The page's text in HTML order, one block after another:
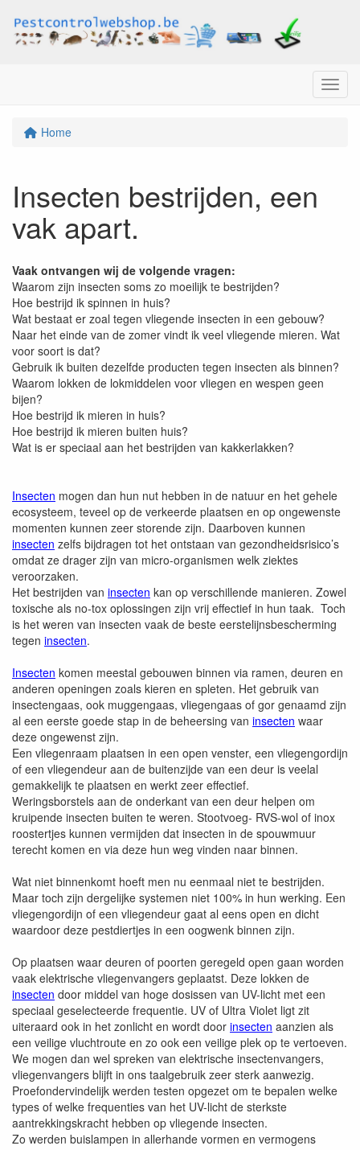
Menu
Home
Insecten bestrijden, een
vak apart.
Vaak ontvangen wij de volgende vragen:
Waarom zijn insecten soms zo moeilijk te bestrijden?
Hoe bestrijd ik spinnen in huis?
Wat bestaat er zoal tegen vliegende insecten in een gebouw?
Naar het einde van de zomer vindt ik veel vliegende mieren. Wat
voor soort is dat?
Gebruik ik buiten dezelfde producten tegen insecten als binnen?
Waarom lokken de lokmiddelen voor vliegen en wespen geen
bijen?
Hoe bestrijd ik mieren in huis?
Hoe bestrijd ik mieren buiten huis?
Wat is er speciaal aan het bestrijden van kakkerlakken?
Insecten mogen dan hun nut hebben in de natuur en het gehele
ecosysteem, teveel op de verkeerde plaatsen en op ongewenste
momenten kunnen zeer storende zijn. Daarboven kunnen
insecten zelfs bijdragen tot het ontstaan van gezondheidsrisico’s
omdat ze drager zijn van micro-organismen welk ziektes
veroorzaken.
Het bestrijden van insecten kan op verschillende manieren. Zowel
toxische als no-tox oplossingen zijn vrij effectief in hun taak. Toch
is het weren van insecten vaak de beste eerstelijnsbescherming
tegen insecten.
Insecten komen meestal gebouwen binnen via ramen, deuren en
anderen openingen zoals kieren en spleten. Het gebruik van
insectengaas, ook muggengaas, vliegengaas of gor genaamd zijn
al een eerste goede stap in de beheersing van insecten waar
deze ongewenst zijn.
Een vliegenraam plaatsen in een open venster, een vliegengordijn
of een vliegendeur aan de buitenzijde van een deur is veelal
gemakkelijk te plaatsen en werkt zeer effectief.
Weringsborstels aan de onderkant van een deur helpen om
kruipende insecten buiten te weren. Stootvoeg- RVS-wol of inox
roostertjes kunnen vermijden dat insecten in de spouwmuur
terecht komen en via deze hun weg vinden naar binnen.
Wat niet binnenkomt hoeft men nu eenmaal niet te bestrijden.
Maar toch zijn dergelijke systemen niet 100% in hun werking. Een
vliegengordijn of een vliegendeur gaat al eens open en dicht
waardoor deze pestdiertjes in een oogwenk binnen zijn.
Op plaatsen waar deuren of poorten geregeld open gaan worden
vaak elektrische vliegenvangers geplaatst. Deze lokken de
insecten door middel van hoge dosissen van UV-licht met een
speciaal geselecteerde frequentie. UV of Ultra Violet ligt zit
uiteraard ook in het zonlicht en wordt door insecten aanzien als
een veilige vluchtroute en zo ook een veilige plek op te vertoeven.
We mogen dan wel spreken van elektrische insectenvangers,
vliegenvangers blijft in ons taalgebruik zeer sterk aanwezig.
Proefondervindelijk werden testen opgezet om te bepalen welke
types of welke frequenties van het UV-licht de sterkste
aantrekkingskracht hebben op vliegende insecten.
Zo werden buislampen in allerhande vormen en vermogens